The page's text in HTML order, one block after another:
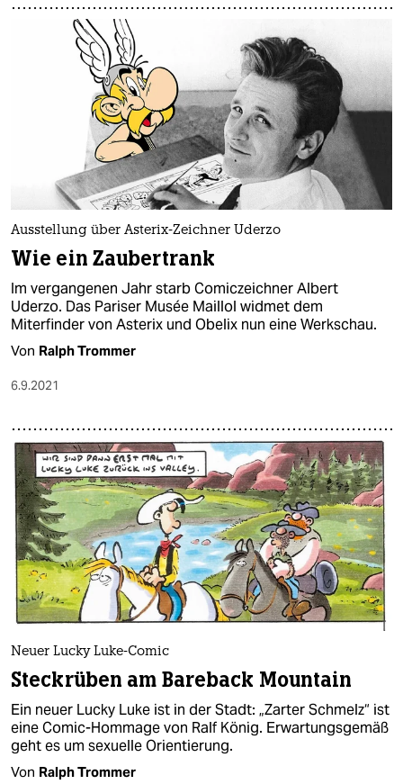
Ausstellung über Asterix-Zeichner Uderzo
Wie ein Zaubertrank
Im vergangenen Jahr starb Comiczeichner Albert
Uderzo. Das Pariser Musée Maillol widmet dem
Miterfinder von Asterix und Obelix nun eine Werkschau.
Von Ralph Trommer
6.9.2021
Neuer Lucky Luke-Comic
Steckrüben am Bareback Mountain
Ein neuer Lucky Luke ist in der Stadt: „Zarter Schmelz“ ist
eine Comic-Hommage von Ralf König. Erwartungsgemäß
geht es um sexuelle Orientierung.
Von Ralph Trommer